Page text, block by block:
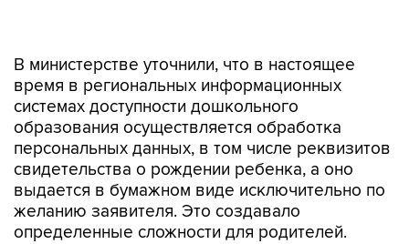
В министерстве уточнили, что в настоящее
время в региональных информационных
системах доступности дошкольного
образования осуществляется обработка
персональных данных, в том числе реквизитов
свидетельства о рождении ребенка, а оно
выдается в бумажном виде исключительно по
желанию заявителя. Это создавало
определенные сложности для родителей.